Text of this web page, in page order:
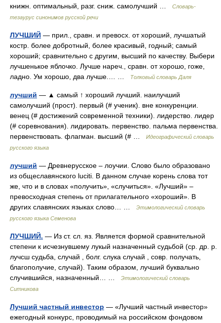
книжн. оптимальный, разг. сниж. самолучший …
Словарь-
тезаурус синонимов русской речи
ЛУЧШИЙ — прил., сравн. и превосх. от хороший, лучшатый
костр. более добротный, более красивый, годный; самый
хороший; сравнительно с другим, высший по качеству. Выбери
лучшенькое яблочко. Лучше нареч., сравн. от хорошо, гоже,
ладно. Ум хорошо, два лучше.… …
Толковый словарь Даля
лучший — ▲ самый ↑ хороший лучший. наилучший
самолучший (прост). первый (# ученик). вне конкуренции.
венец (# достижений современной техники). лидерство. лидер
(# соревнования). лидировать. первенство. пальма первенства.
первенствовать. флагман. высший (# …
Идеографический словарь
русского языка
лучший — Древнерусское – лоучии. Слово было образовано
из общеславянского luciti. В данном случае корень слова тот
же, что и в словах «получить», «случиться». «Лучший» –
превосходная степень от прилагательного «хороший». В
других славянских языках слово… …
Этимологический словарь
русского языка Семенова
ЛУЧШИЙ. — Из ст. сл. яз. Является формой сравнительной
степени к исчезнувшему лукый назначенный судьбой (ср. др. р.
лучсш судьба, случай , болг. слука случай , совр. получать,
благополучие, случай). Таким образом, лучший буквально
случившийся, назначенный… …
Этимологический словарь
Ситникова
Лучший частный инвестор — «Лучший частный инвестор»
ежегодный конкурс, проводимый на российском фондовом